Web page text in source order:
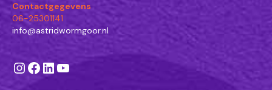
Contactgegevens
06-25301141
info@astridwormgoor.nl
Instagram
Facebook
LinkedIn
YouTube